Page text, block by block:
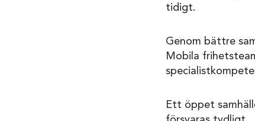
tidigt.
Genom bättre
Mobila
Ett öppet